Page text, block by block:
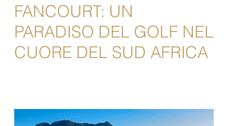
FANCOURT: UN
PARADISO DEL GOLF NEL
CUORE DEL SUD AFRICA